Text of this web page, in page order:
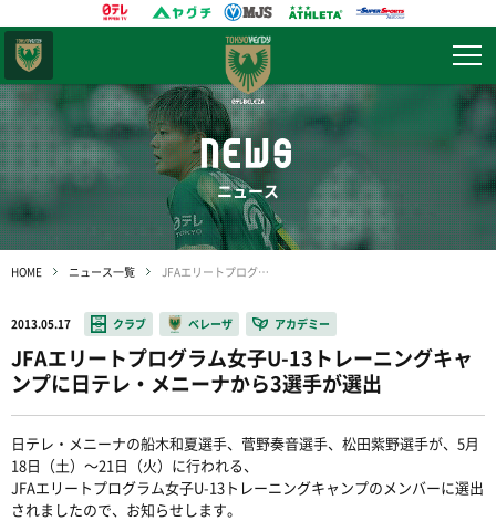
NEWS
ニュース
HOME ニュース一覧 JFAエリートプログラム女子U-13トレーニングキャンプに日テレ・メニーナから3選手が選出
2013.05.17 クラブ ベレーザ アカデミー
JFAエリートプログラム女子U-13トレーニングキャ
ンプに日テレ・メニーナから3選手が選出
日テレ・メニーナの船木和夏選手、菅野奏音選手、松田紫野選手が、5月
18日（土）〜21日（火）に行われる、
JFAエリートプログラム女子U-13トレーニングキャンプのメンバーに選出
されましたので、お知らせします。